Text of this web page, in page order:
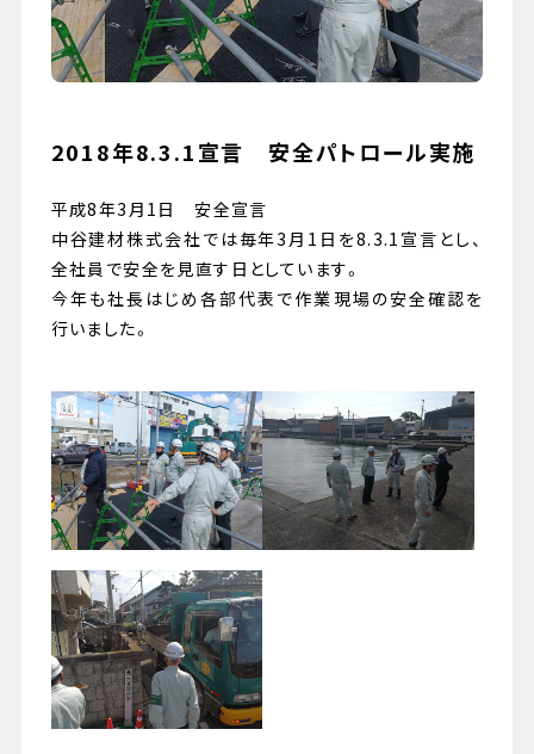
（受付時間 : 平日10:00〜17:00）
2018年8.3.1宣言 安全パトロール実施
平成8年3月1日 安全宣言
中谷建材株式会社では毎年3月1日を8.3.1宣言とし、
全社員で安全を見直す日としています。
今年も社長はじめ各部代表で作業現場の安全確認を
行いました。